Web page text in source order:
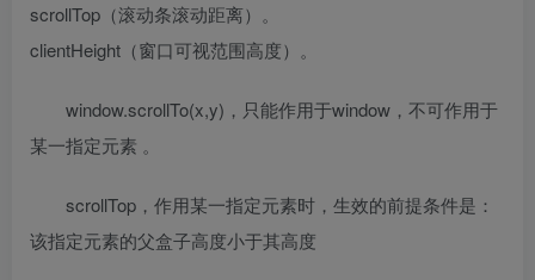
scrollTop（滚动条滚动距离）。
clientHeight（窗口可视范围高度）。
window.scrollTo(x,y)，只能作用于window，不可作用于
某一指定元素 。
scrollTop，作用某一指定元素时，生效的前提条件是：
该指定元素的父盒子高度小于其高度